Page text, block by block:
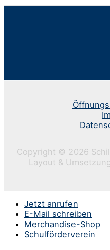
Copyright © 2026
Layout &
Jetzt anrufen
E-Mail schreiben
Merchandise-Shop
Schulförderverein